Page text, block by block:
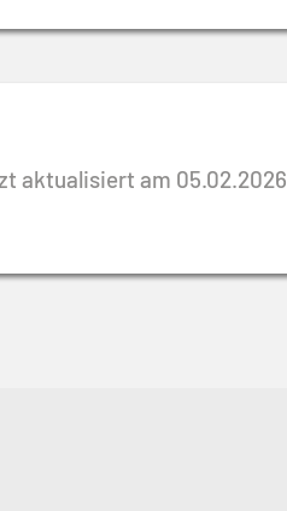
aktualisiert am 05.02.2026